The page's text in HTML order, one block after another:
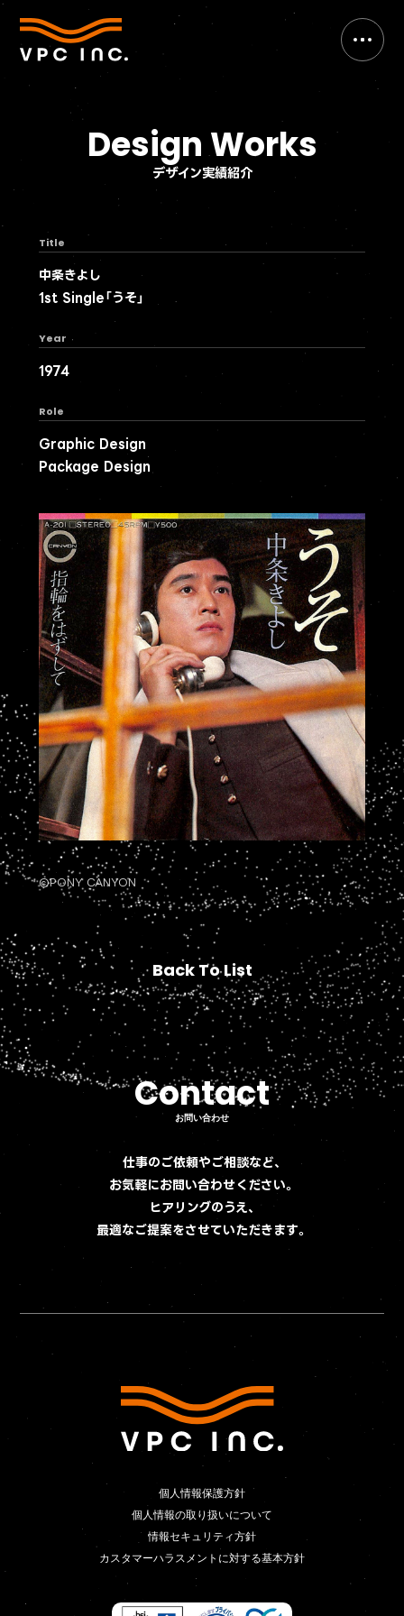
デザイン実績紹介
Design Works
Title
中条きよし
1st Single「うそ」
Year
1974
Role
Graphic Design
Package Design
©PONY CANYON
Back To List
Back To List
Contact
Contact
お問い合わせ
お問い合わせ
仕事のご依頼やご相談など、
お気軽にお問い合わせください。
ヒアリングのうえ、
最適なご提案をさせていただきます。
個人情報保護方針
個人情報保護方針
個人情報の取り扱いについて
個人情報の取り扱いについて
情報セキュリティ方針
情報セキュリティ方針
カスタマーハラスメントに対する基本方針
カスタマーハラスメントに対する基本方針